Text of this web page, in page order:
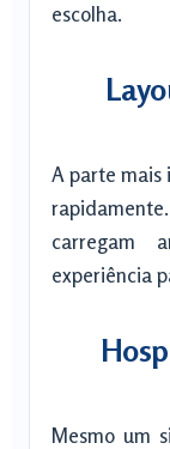
escolha.
A parte mais
carregam
experiência
Mesmo um